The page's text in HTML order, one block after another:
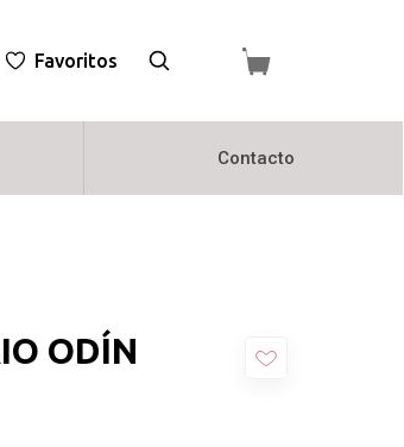
Favoritos
Contacto
ODÍN